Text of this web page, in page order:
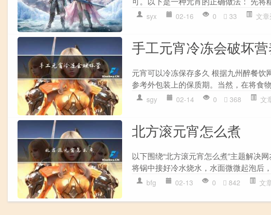
syx 02-16 0 33 文
手工元宵冷冻会破坏
元宵可以冷冻保存多久 根据九州醉餐
参考外包装上的保质期。当然，在将食
sgy 02-14 0 368 文
北方滚元宵怎么煮
以下围绕“北方滚元宵怎么煮”主题解决
将锅中接好冷水烧水，水面微微起泡后
bfg 02-13 0 842 文